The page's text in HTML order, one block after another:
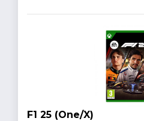
F1 25 (One/X)